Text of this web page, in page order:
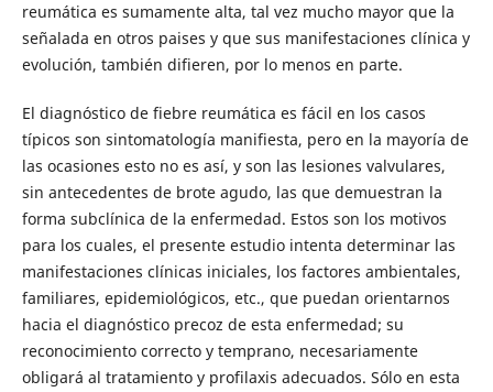
reumática es sumamente alta, tal vez mucho mayor que la
señalada en otros paises y que sus manifestaciones clínica y
evolución, también difieren, por lo menos en parte.
El diagnóstico de fiebre reumática es fácil en los casos
típicos son sintomatología manifiesta, pero en la mayoría de
las ocasiones esto no es así, y son las lesiones valvulares,
sin antecedentes de brote agudo, las que demuestran la
forma subclínica de la enfermedad. Estos son los motivos
para los cuales, el presente estudio intenta determinar las
manifestaciones clínicas iniciales, los factores ambientales,
familiares, epidemiológicos, etc., que puedan orientarnos
hacia el diagnóstico precoz de esta enfermedad; su
reconocimiento correcto y temprano, necesariamente
obligará al tratamiento y profilaxis adecuados. Sólo en esta